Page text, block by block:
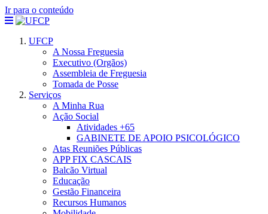
Ir para o conteúdo
UFCP
A Nossa Freguesia
Executivo (Orgãos)
Assembleia de Freguesia
Tomada de Posse
Serviços
A Minha Rua
Ação Social
Atividades +65
GABINETE DE APOIO PSICOLÓGICO
Atas Reuniões Públicas
APP FIX CASCAIS
Balcão Virtual
Educação
Gestão Financeira
Recursos Humanos